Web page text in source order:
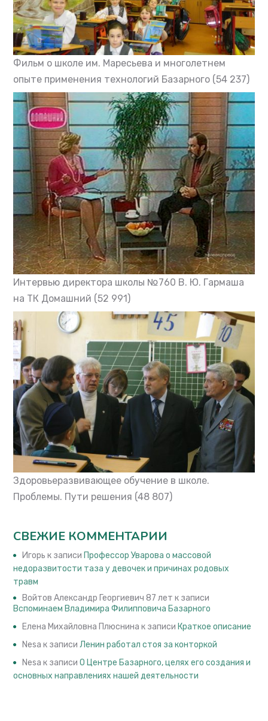
Фильм о школе им. Маресьева и многолетнем
опыте применения технологий Базарного (54 237)
Интервью директора школы №760 В. Ю. Гармаша
на ТК Домашний (52 991)
Здоровьеразвивающее обучение в школе.
Проблемы. Пути решения (48 807)
СВЕЖИЕ КОММЕНТАРИИ
Игорь к записи Профессор Уварова о массовой
недоразвитости таза у девочек и причинах родовых
травм
Войтов Александр Георгиевич 87 лет к записи
Вспоминаем Владимира Филипповича Базарного
Елена Михайловна Плюснина к записи Краткое описание
Nesa к записиЛенин работал стоя за конторкой
Nesa к записиО Центре Базарного, целях его создания и
основных направлениях нашей деятельности